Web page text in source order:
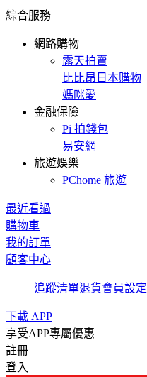
綜合服務
網路購物
露天拍賣
比比昂日本購物
媽咪愛
金融保險
Pi 拍錢包
易安網
旅遊娛樂
PChome 旅遊
最近看過
購物車
我的訂單
顧客中心
追蹤清單退貨會員設定
下載 APP
享受APP專屬優惠
註冊
登入